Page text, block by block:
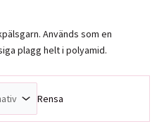
Används som en
plagg helt i polyamid.
Rensa